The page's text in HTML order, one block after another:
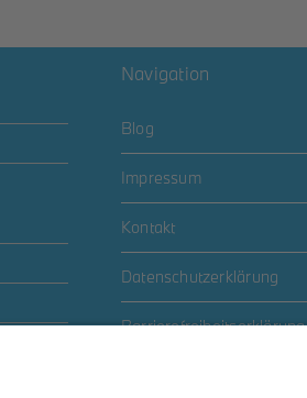
Navigation
Blog
Impressum
Kontakt
Datenschutzerklärung
Barrierefreiheitserklärung